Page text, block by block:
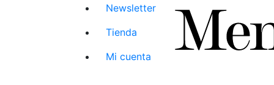
Newsletter
Tienda
Mi cuenta